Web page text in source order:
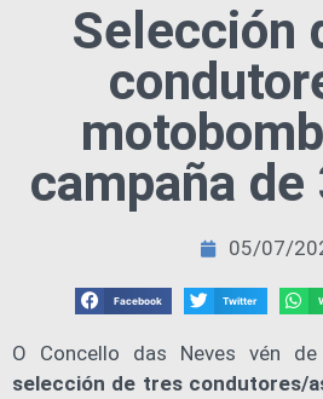
Selección
campaña de
05/07/
Facebook Twitter
O Concello das Neves vén
selección de tres condutores/